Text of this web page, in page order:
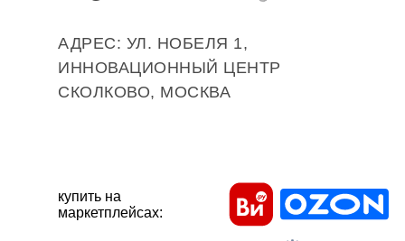
АДРЕС: УЛ. НОБЕЛЯ 1,
ИННОВАЦИОННЫЙ ЦЕНТР
СКОЛКОВО, МОСКВА
купить на
маркетплейсах: